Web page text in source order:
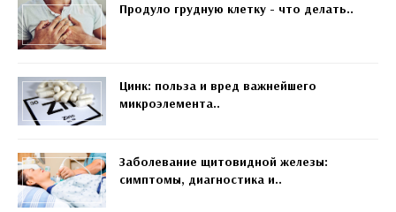
Продуло грудную клетку - что делать..
Цинк: польза и вред важнейшего
микроэлемента..
Заболевание щитовидной железы:
симптомы, диагностика и..